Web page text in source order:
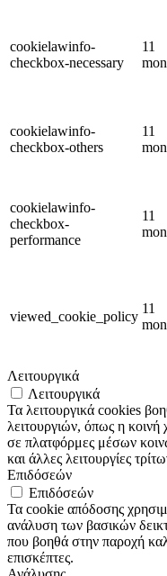
cookielawinfo-
checkbox-necessary
11
cookielawinfo-
checkbox-others
11
cookielawinfo-
checkbox-
performance
11
viewed_cookie_policy
11
Λειτουργικά
Λειτουργικά
Τα λειτουργικά cookies
λειτουργιών, όπως η
σε πλατφόρμες μέσων
και άλλες λειτουργίες
Επιδόσεών
Επιδόσεών
Τα cookie απόδοσης
ανάλυση των βασικών
που βοηθά στην παροχή
επισκέπτες.